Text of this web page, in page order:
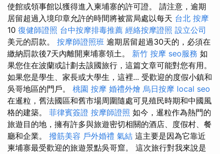
使館或領事館以獲得進入柬埔寨的許可證。 請注意，逾期
居留超過入境印章允許的時間將被當局處以每天 台北 按摩
10 復健師證照 台中按摩排毒推薦 經絡按摩證照 設立公司
美元的罰款。 按摩師證照班 逾期居留超過30天的，必須在
繳納罰款後7天內離開柬埔寨領土。 新竹 按摩 seo服務 如
果您住在波蘭或計劃去該國旅行，這篇文章可能對您有用。
如果您是學生、家長或大學生，這裡... 受歡迎的度假小鎮和
吳哥地區的門戶。 桃園 按摩 婚禮外燴 烏日按摩 local seo
在暹粒，舊法國區和舊市場周圍隨處可見殖民時期和中國風
格的建築。 菲律賓簽證 按摩師證照 如今，暹粒作為熱門的
旅遊目的地，擁有許多與旅遊密切相關的酒店、度假村、餐
廳和企業。 撥筋美容 戶外婚禮 氣結 這主要是因為它靠近
柬埔寨最受歡迎的旅遊景點吳哥窟。 這次旅行對我來說是